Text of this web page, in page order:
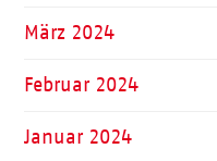
März 2024
Februar 2024
Januar 2024